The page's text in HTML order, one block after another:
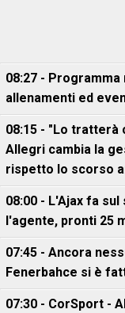
08:27 -
allenamenti ed
08:15 - "Lo tratterà
Allegri cambia la
rispetto lo scorso
08:00 - L'Ajax fa
l'agente, pronti 25
07:45 - Ancora
Fenerbahce si è
07:30 - CorSport -